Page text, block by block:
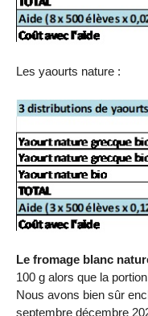
Les yaourts nature :
Le fromage blanc
100 g alors que la
Nous avons bien sûr
septembre décembre